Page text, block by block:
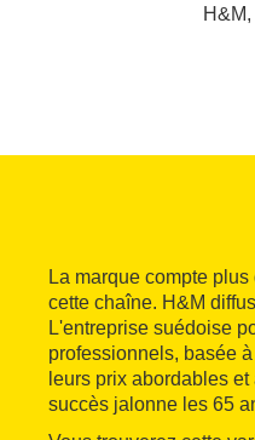
La marque compte
cette chaîne. H&M
L'entreprise suédoise
professionnels, basée
leurs prix abordables
succès jalonne les 65